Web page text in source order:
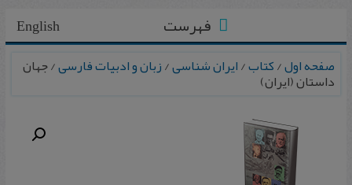
English فهرست
صفحه اول/کتاب/ایران شناسی/زبان و ادبیات فارسی/ جهان‌
داستان‌ (ایران‌)